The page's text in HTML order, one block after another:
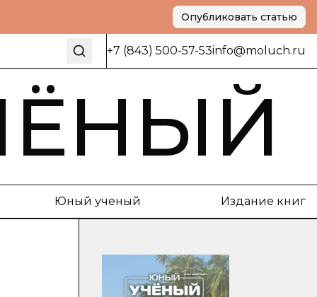
Опубликовать статью
+7 (843) 500-57-53info@moluch.ru
Юный ученый Издание книг